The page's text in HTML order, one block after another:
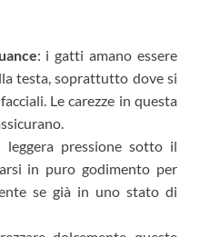
: i gatti amano essere
testa, soprattutto dove si
Le carezze in questa
leggera pressione sotto il
in puro godimento per
se già in uno stato di